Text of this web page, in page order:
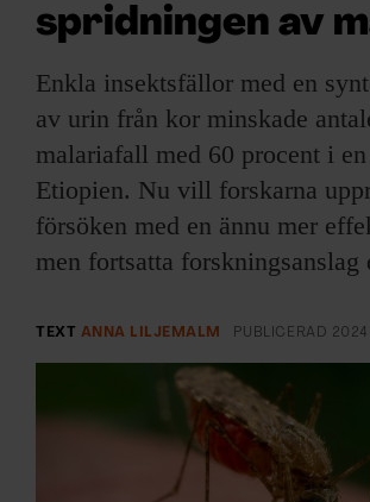
ARKIV & E-TIDNING
LYSSNA/PODD
EVENEMANG & RESOR
SHOP
PRENUMERERA PÅ F&F
ANNONSERA I F&F
spridningen av
Enkla insektsfällor med en
av urin från kor minskade
malariafall med 60 procent i
Etiopien. Nu vill forskarna
försöken med en ännu mer
men fortsatta forskningsanslag
TEXT ANNA LILJEMALM PUBLICERAD